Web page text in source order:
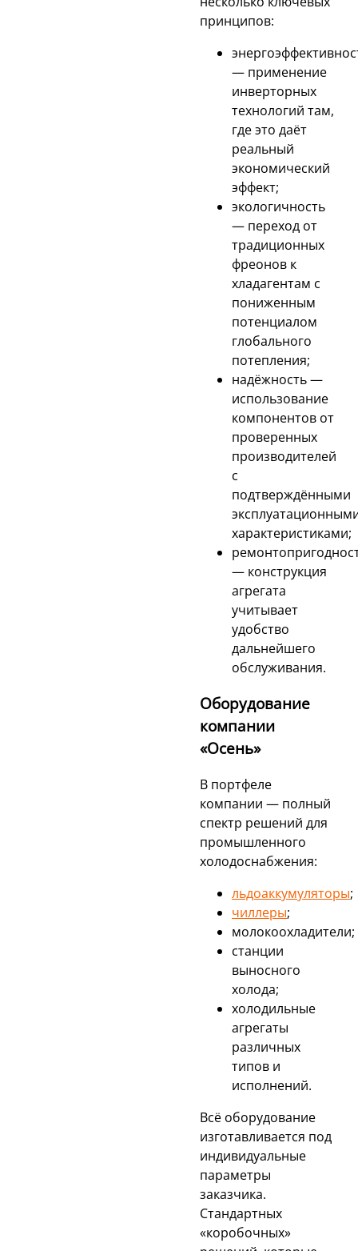
принципов:
— применение
инверторных
технологий там,
где это даёт
реальный
экономический
эффект;
экологичность
— переход от
традиционных
фреонов к
хладагентам с
пониженным
потенциалом
глобального
потепления;
надёжность —
использование
компонентов от
проверенных
производителей
с
подтверждёнными
характеристиками;
— конструкция
агрегата
учитывает
удобство
дальнейшего
обслуживания.
Оборудование
компании
«Осень»
В портфеле
компании — полный
спектр решений для
промышленного
холодоснабжения:
льдоаккумуляторы;
чиллеры;
молокоохладители;
станции
выносного
холода;
холодильные
агрегаты
различных
типов и
исполнений.
Всё оборудование
изготавливается под
индивидуальные
параметры
заказчика.
Стандартных
«коробочных»